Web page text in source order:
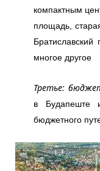
компактным
площадь,
многое другое
Третье:
в Будапеште
бюджетного